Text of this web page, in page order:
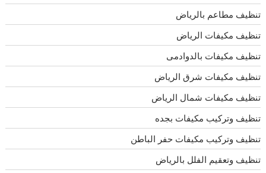
تنظيف مطاعم بالرياض
تنظيف مكيفات الرياض
تنظيف مكيفات بالدوادمى
تنظيف مكيفات شرق الرياض
تنظيف مكيفات شمال الرياض
تنظيف وتركيب مكيفات بجده
تنظيف وتركيب مكيفات حفر الباطن
تنظيف وتعقيم الفلل بالرياض